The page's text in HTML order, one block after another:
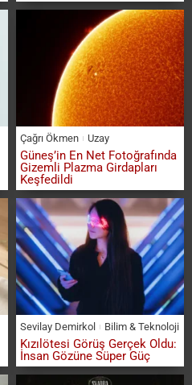
Çağrı Ökmen Uzay
Güneş’in En Net Fotoğrafında
Gizemli Plazma Girdapları
Keşfedildi
Sevilay Demirkol Bilim & Teknoloji
Kızılötesi Görüş Gerçek Oldu:
İnsan Gözüne Süper Güç